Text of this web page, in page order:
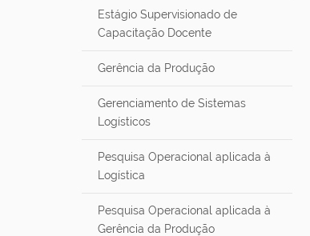
Estágio Supervisionado de
Capacitação Docente
Gerência da Produção
Gerenciamento de Sistemas
Logísticos
Pesquisa Operacional aplicada à
Logística
Pesquisa Operacional aplicada à
Gerência da Produção